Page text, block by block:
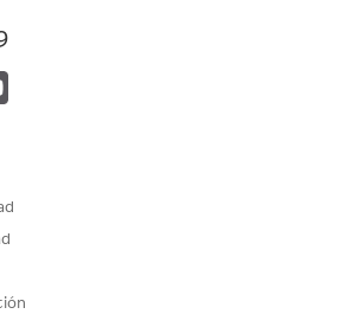
Edition
Edition o incluido en Agentforce
Requiere que cada usuario tenga el
for Automotive para acceder a la
común para acciones de